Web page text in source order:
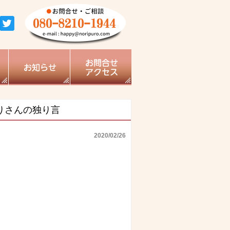
さんの独り言
2020/02/26